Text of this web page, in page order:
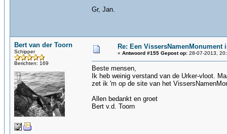
Gr, Jan.
Bert van der Toorn
Schipper
Berichten: 169
Re: Een VissersNamenMonument
« Antwoord #155 Gepost op: 28-07-2013,
Beste mensen,
Ik heb weinig verstand van de Urker-vloot.
zet ik 'm op de site van het
Allen bedankt en groet
Bert v.d. Toorn